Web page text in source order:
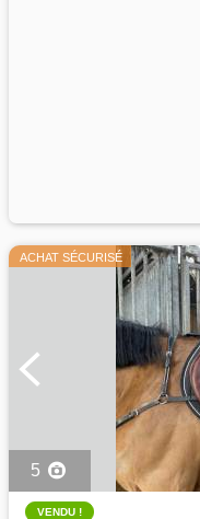
ACHAT SÉCURISÉ
5
VENDU !